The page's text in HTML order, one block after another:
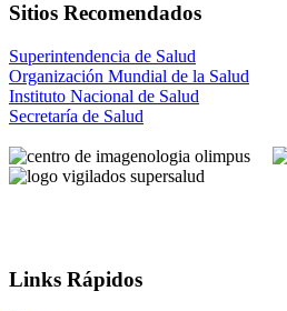
Sitios Recomendados
Superintendencia de Salud
Organización Mundial de la Salud
Instituto Nacional de Salud
Secretaría de Salud
Links Rápidos